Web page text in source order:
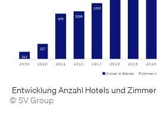
Entwicklung Anzahl Hotels und Zimmer
© SV Group